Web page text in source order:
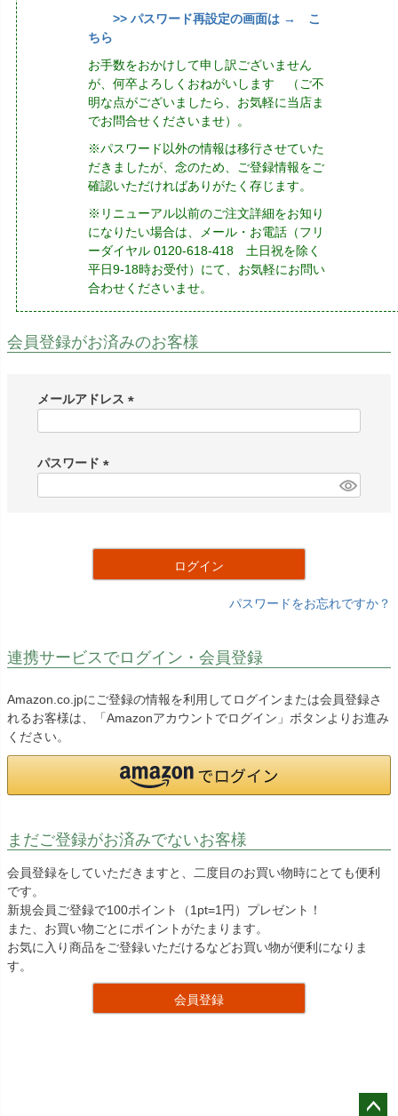
>> パスワード再設定の画面は → こ
ちら
お手数をおかけして申し訳ございません
が、何卒よろしくおねがいします （ご不
明な点がございましたら、お気軽に当店ま
でお問合せくださいませ）。
※パスワード以外の情報は移行させていた
だきましたが、念のため、ご登録情報をご
確認いただければありがたく存じます。
※リニューアル以前のご注文詳細をお知り
になりたい場合は、メール・お電話（フリ
ーダイヤル 0120-618-418 土日祝を除く
平日9-18時お受付）にて、お気軽にお問い
合わせくださいませ。
会員登録がお済みのお客様
メールアドレス
)
パスワード
ログイン
パスワードをお忘れですか？
連携サービスでログイン・会員登録
Amazon.co.jpにご登録の情報を利用してログインまたは会員登録さ
れるお客様は、「Amazonアカウントでログイン」ボタンよりお進み
ください。
まだご登録がお済みでないお客様
会員登録をしていただきますと、二度目のお買い物時にとても便利
です。
新規会員ご登録で100ポイント（1pt=1円）プレゼント！
また、お買い物ごとにポイントがたまります。
お気に入り商品をご登録いただけるなどお買い物が便利になりま
す。
会員登録